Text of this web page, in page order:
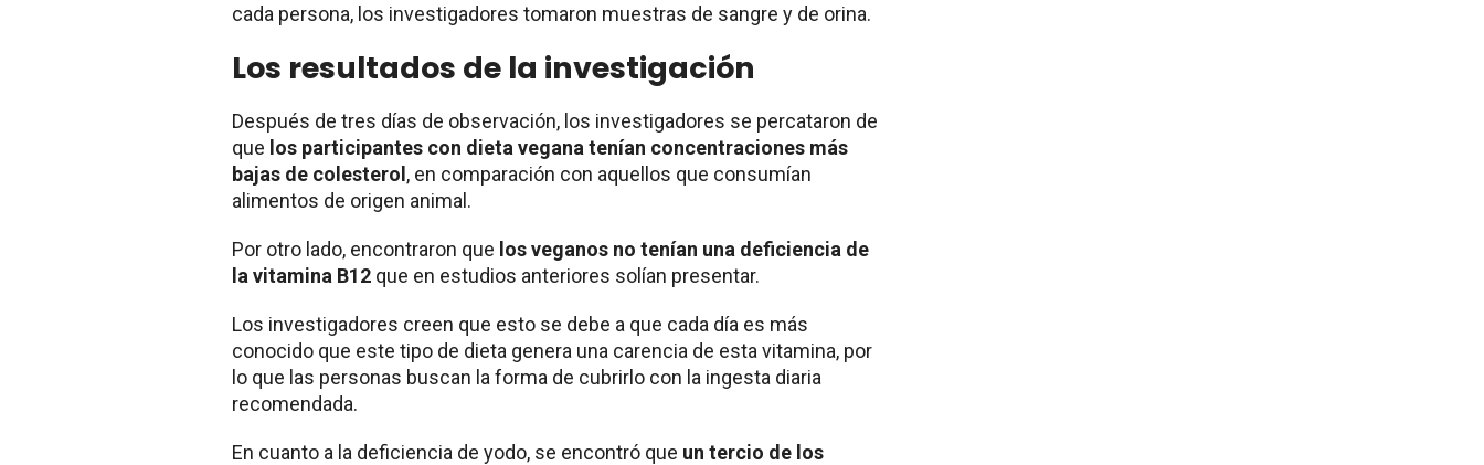
cada persona, los investigadores tomaron muestras de sangre y de orina.
Los resultados de la investigación
Después de tres días de observación, los investigadores se percataron de
que los participantes con dieta vegana tenían concentraciones más
bajas de colesterol, en comparación con aquellos que consumían
alimentos de origen animal.
Por otro lado, encontraron que los veganos no tenían una deficiencia de
la vitamina B12 que en estudios anteriores solían presentar.
Los investigadores creen que esto se debe a que cada día es más
conocido que este tipo de dieta genera una carencia de esta vitamina, por
lo que las personas buscan la forma de cubrirlo con la ingesta diaria
recomendada.
En cuanto a la deficiencia de yodo, se encontró que un tercio de los